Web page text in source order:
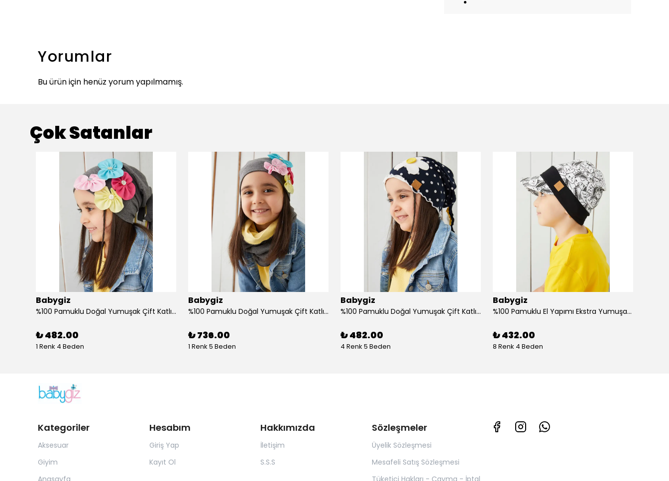
Yorumlar
Bu ürün için henüz yorum yapılmamış.
Çok Satanlar
Babygiz
%100 Pamuklu Doğal Yumuşak Çift Katlı Penye Füme Çiçekli Kız Çocuk Bebek Şapka Bere
₺ 482.00
1 Renk 4 Beden
Babygiz
%100 Pamuklu Doğal Yumuşak Çift Katlı Penye Kız Çocuk Bebek Bere Boyunluk Set
₺ 736.00
1 Renk 5 Beden
Babygiz
%100 Pamuklu Doğal Yumuşak Çift Katlı Penye Kız Çocuk Bebek Bere
₺ 482.00
4 Renk 5 Beden
Babygiz
%100 Pamuklu El Yapımı Ekstra Yumuşak Bebek Çocuk Vizyerli Siyah Beyaz Desenli Şapka
₺ 432.00
8 Renk 4 Beden
Kategoriler
Aksesuar
Giyim
Anasayfa
Hesabım
Giriş Yap
Kayıt Ol
Hakkımızda
İletişim
S.S.S
Sözleşmeler
Üyelik Sözleşmesi
Mesafeli Satış Sözleşmesi
Tüketici Hakları - Cayma - İptal